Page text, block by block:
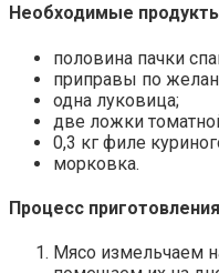
Необходимые
половина пачки
приправы по
одна луковица;
две ложки
0,3 кг филе
морковка.
Процесс
Мясо измельчаем